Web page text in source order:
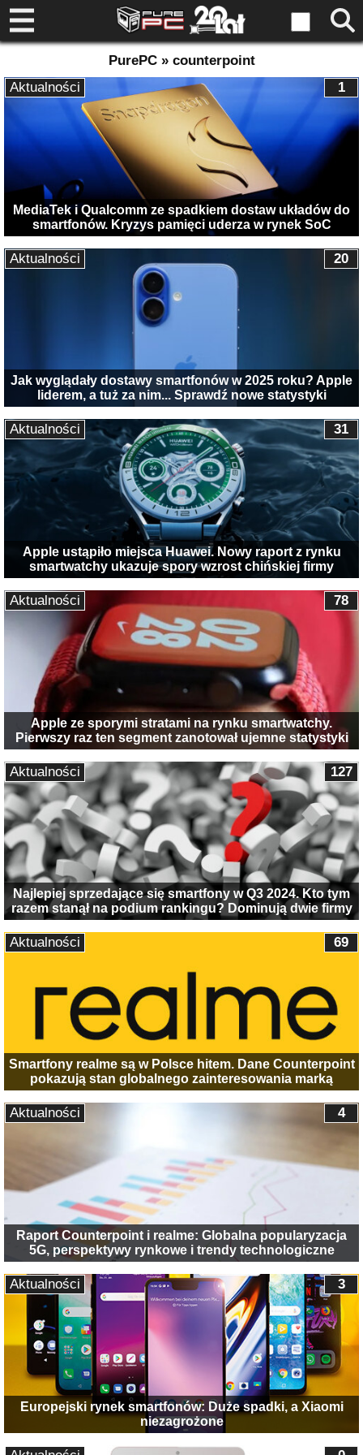
PurePC » counterpoint
MediaTek i Qualcomm ze spadkiem dostaw układów do
smartfonów. Kryzys pamięci uderza w rynek SoC
1
Aktualności
Jak wyglądały dostawy smartfonów w 2025 roku? Apple
liderem, a tuż za nim... Sprawdź nowe statystyki
20
Aktualności
Apple ustąpiło miejsca Huawei. Nowy raport z rynku
smartwatchy ukazuje spory wzrost chińskiej firmy
31
Aktualności
Apple ze sporymi stratami na rynku smartwatchy.
Pierwszy raz ten segment zanotował ujemne statystyki
78
Aktualności
Najlepiej sprzedające się smartfony w Q3 2024. Kto tym
razem stanął na podium rankingu? Dominują dwie firmy
127
Aktualności
Smartfony realme są w Polsce hitem. Dane Counterpoint
pokazują stan globalnego zainteresowania marką
69
Aktualności
Raport Counterpoint i realme: Globalna popularyzacja
5G, perspektywy rynkowe i trendy technologiczne
4
Aktualności
Europejski rynek smartfonów: Duże spadki, a Xiaomi
niezagrożone
3
Aktualności